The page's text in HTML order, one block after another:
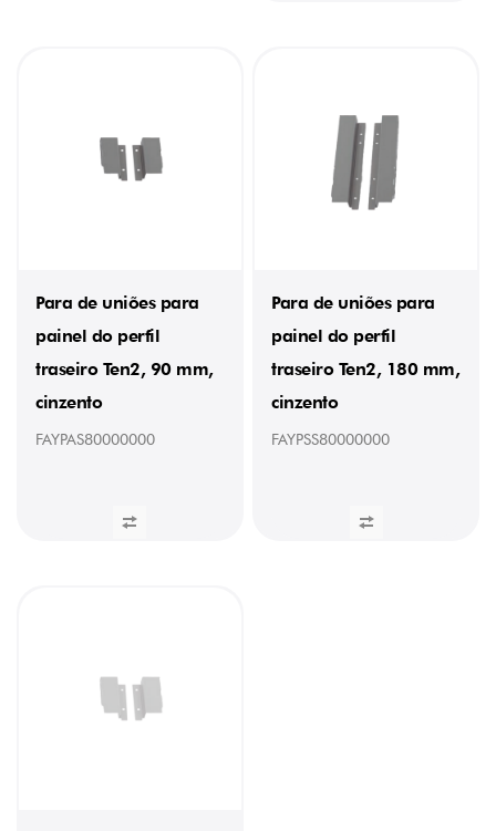
Para de uniões para
painel do perfil
traseiro Ten2, 90 mm,
cinzento
FAYPAS80000000
Para de uniões para
painel do perfil
traseiro Ten2, 180 mm,
cinzento
FAYPSS80000000